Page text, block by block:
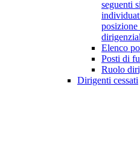
seguenti
Elenco
Posti di
Ruolo
Dirigenti cessati